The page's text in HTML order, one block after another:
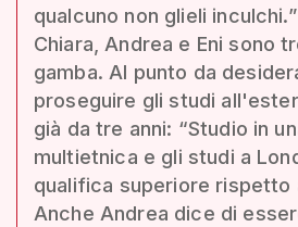
qualcuno non glieli inculchi.”
Chiara, Andrea e Eni sono
gamba. Al punto da
proseguire gli studi
già da tre anni: “Studio in
multietnica e gli studi a
qualifica superiore rispetto
Anche Andrea dice di